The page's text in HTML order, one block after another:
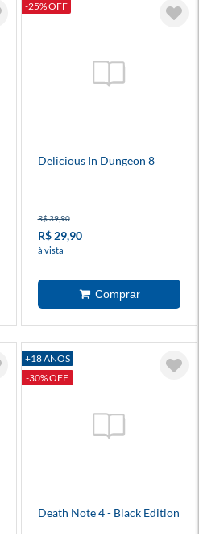
-25% OFF
Delicious In Dungeon 8
R$ 39,90
R$ 29,90
à vista
+18 ANOS
-30% OFF
Death Note 4 - Black Edition